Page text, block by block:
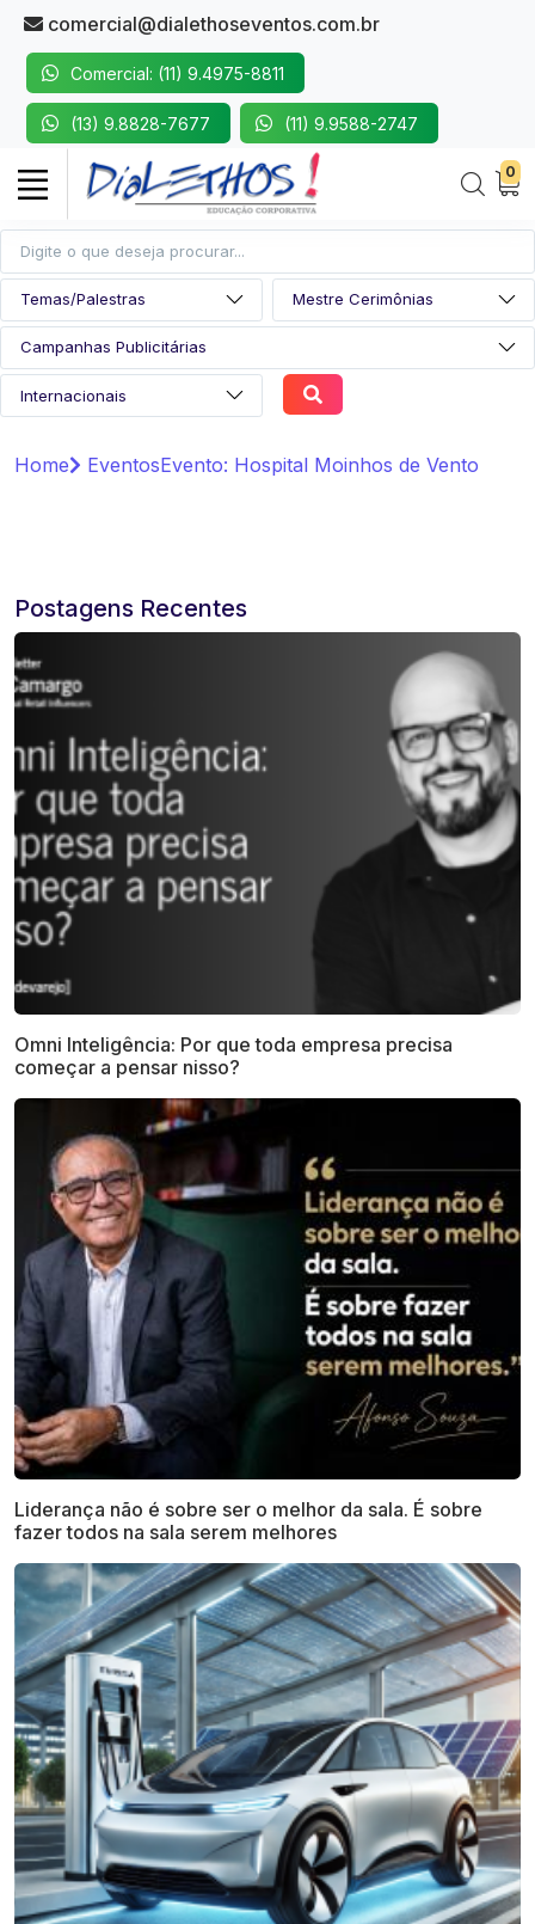
comercial@dialethoseventos.com.br
Comercial: (11) 9.4975-8811
(13) 9.8828-7677 (11) 9.9588-2747
0
Home EventosEvento: Hospital Moinhos de Vento
Postagens Recentes
Omni Inteligência: Por que toda empresa precisa
começar a pensar nisso?
Liderança não é sobre ser o melhor da sala. É sobre
fazer todos na sala serem melhores